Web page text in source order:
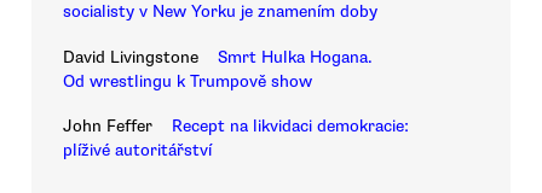
socialisty v New Yorku je znamením doby
David Livingstone
Smrt Hulka Hogana.
Od wrestlingu k Trumpově show
John Feffer
Recept na likvidaci demokracie:
plíživé autoritářství